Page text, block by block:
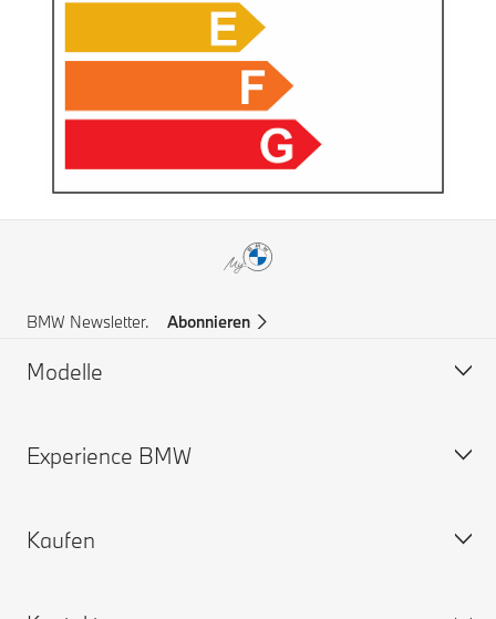
BMW Newsletter. Abonnieren
Modelle
BMW X Modelle
BMW 7er
Experience BMW
Karriere
Kaufen